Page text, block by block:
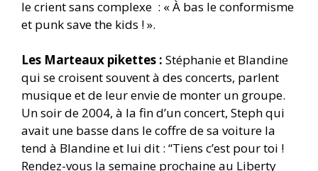
le crient sans complexe : « À bas le conformisme
et punk save the kids ! ».
Les Marteaux pikettes : Stéphanie et Blandine
qui se croisent souvent à des concerts, parlent
musique et de leur envie de monter un groupe.
Un soir de 2004, à la fin d’un concert, Steph qui
avait une basse dans le coffre de sa voiture la
tend à Blandine et lui dit : “Tiens c’est pour toi !
Rendez-vous la semaine prochaine au Liberty